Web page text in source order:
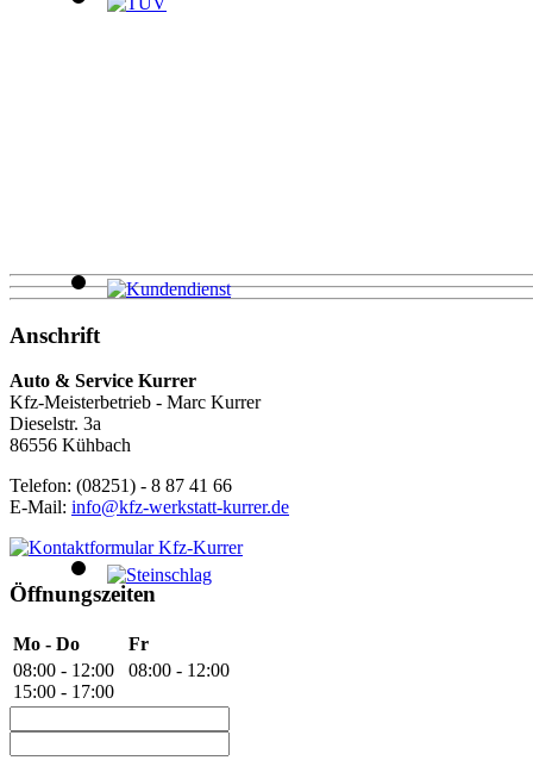
Anschrift
Auto & Service Kurrer
Kfz-Meisterbetrieb - Marc Kurrer
Dieselstr. 3a
86556 Kühbach
Telefon: (08251) - 8 87 41 66
E-Mail: info@kfz-werkstatt-kurrer.de
Öffnungszeiten
Mo - Do
Fr
08:00 - 12:00
15:00 - 17:00
08:00 - 12:00